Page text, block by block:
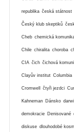
republika česká státnost
Český klub skeptiků
Cheb chemická
Chile chiralita choroba
CIA čich čichová
Clayův institut Columbia
Cromwell čtyři jezdci
Kahneman Dánsko
demokracie Denisované
diskuse dlouhodobé